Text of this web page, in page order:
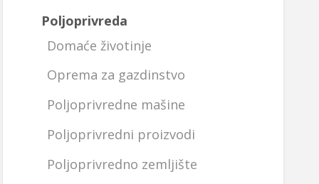
Poljoprivreda
Domaće životinje
Oprema za gazdinstvo
Poljoprivredne mašine
Poljoprivredni proizvodi
Poljoprivredno zemljište